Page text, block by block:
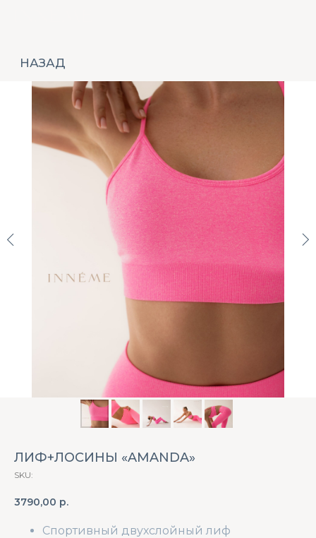
ЛИФ+ЛОСИНЫ «AMANDA»
SKU:
3790,00 р.
Спортивный двухслойный лиф